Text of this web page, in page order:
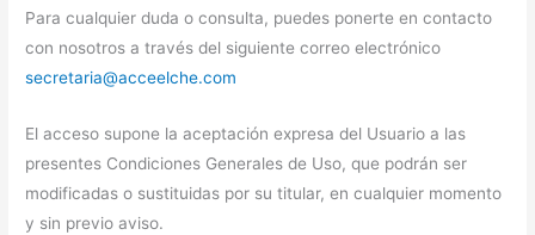
Para cualquier duda o consulta, puedes ponerte en contacto
con nosotros a través del siguiente correo electrónico
secretaria@acceelche.com
El acceso supone la aceptación expresa del Usuario a las
presentes Condiciones Generales de Uso, que podrán ser
modificadas o sustituidas por su titular, en cualquier momento
y sin previo aviso.